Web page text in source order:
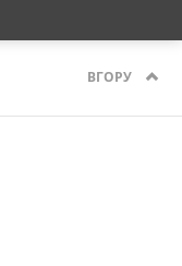
ВГОРУ